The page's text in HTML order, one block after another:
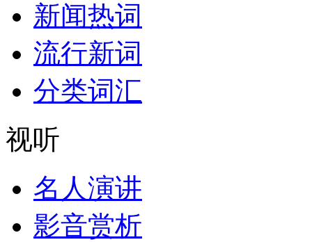
新闻热词
流行新词
分类词汇
视听
名人演讲
影音赏析